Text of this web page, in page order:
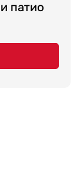
патио